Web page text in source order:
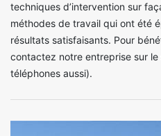
techniques d’intervention sur
méthodes de travail qui ont été
résultats satisfaisants. Pour
contactez notre entreprise sur
téléphones aussi).